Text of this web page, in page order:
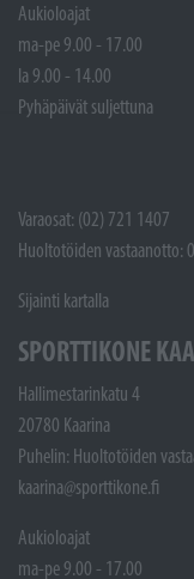
Aukioloajat
ma-pe 9.00 - 17.00
la 9.00 - 14.00
Pyhäpäivät suljettuna
Varaosat: (02) 721 1407
Huoltotöiden vastaanotto:
Sijainti kartalla
SPORTTIKONE
Hallimestarinkatu 4
20780 Kaarina
Puhelin: Huoltotöiden
kaarina@sporttikone.fi
Aukioloajat
ma-pe 9.00 - 17.00